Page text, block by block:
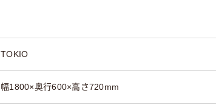
TOKIO
幅1800×奥行600×高さ720mm